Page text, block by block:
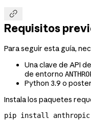

Requisitos
Para seguir esta guía,
Una clave de API
de entorno
Python 3.9 o
Instala los paquetes
pip install anthropic